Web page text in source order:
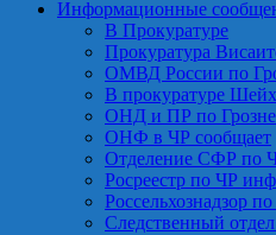
Информационные
В Прокуратуре
Прокуратура
ОМВД России по
В прокуратуре
ОНД и ПР по
ОНФ в ЧР сообщает
Отделение СФР по
Росреестр по ЧР
Россельхознадзор
Следственный